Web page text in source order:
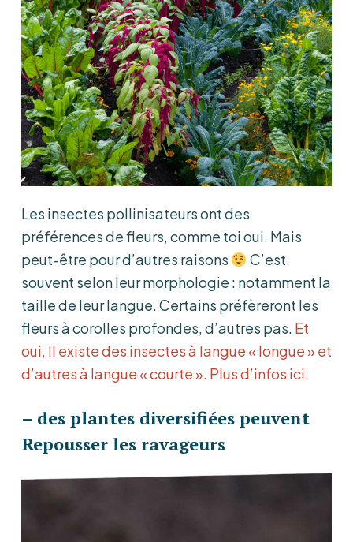
Les insectes pollinisateurs ont des
préférences de fleurs, comme toi oui. Mais
peut-être pour d’autres raisons
C’est
souvent selon leur morphologie : notamment la
taille de leur langue. Certains préfèreront les
fleurs à corolles profondes, d’autres pas. Et
oui, Il existe des insectes à langue « longue » et
d’autres à langue « courte ». Plus d’infos ici.
– des plantes diversifiées peuvent
Repousser les ravageurs